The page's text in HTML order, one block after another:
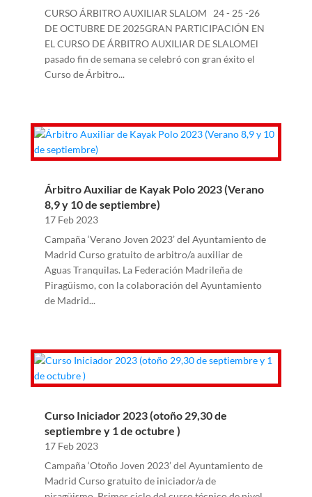
CURSO ÁRBITRO AUXILIAR SLALOM 24 - 25 -26
DE OCTUBRE DE 2025GRAN PARTICIPACIÓN EN
EL CURSO DE ÁRBITRO AUXILIAR DE SLALOMEl
pasado fin de semana se celebró con gran éxito el
Curso de Árbitro...
Árbitro Auxiliar de Kayak Polo 2023 (Verano
8,9 y 10 de septiembre)
17 Feb 2023
Campaña ‘Verano Joven 2023’ del Ayuntamiento de
Madrid Curso gratuito de arbitro/a auxiliar de
Aguas Tranquilas. La Federación Madrileña de
Piragüismo, con la colaboración del Ayuntamiento
de Madrid...
Curso Iniciador 2023 (otoño 29,30 de
septiembre y 1 de octubre )
17 Feb 2023
Campaña ‘Otoño Joven 2023’ del Ayuntamiento de
Madrid Curso gratuito de iniciador/a de